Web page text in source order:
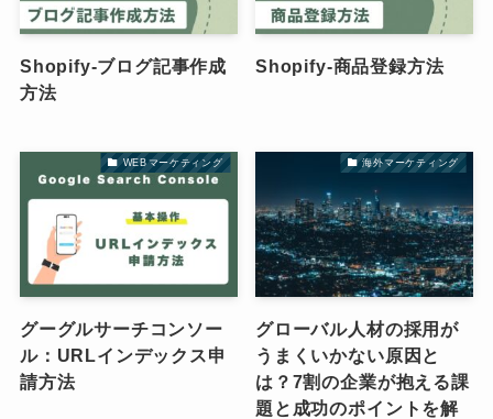
Shopify-ブログ記事作成
方法
Shopify-商品登録方法
WEBマーケティング
グーグルサーチコンソー
ル：URLインデックス申
請方法
海外マーケティング
グローバル人材の採用が
うまくいかない原因と
は？7割の企業が抱える課
題と成功のポイントを解